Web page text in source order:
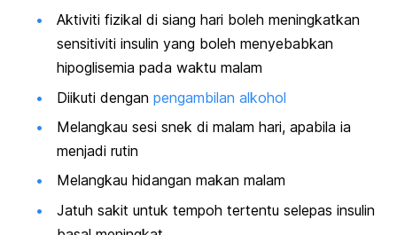
Aktiviti fizikal di siang hari boleh meningkatkan
sensitiviti insulin yang boleh menyebabkan
hipoglisemia pada waktu malam
Diikuti dengan pengambilan alkohol
Melangkau sesi snek di malam hari, apabila ia
menjadi rutin
Melangkau hidangan makan malam
Jatuh sakit untuk tempoh tertentu selepas insulin